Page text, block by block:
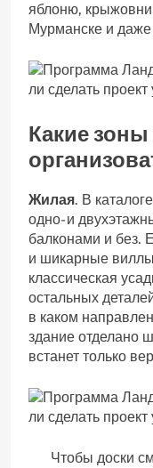
яблоню,
Мурманске и даже
Какие
Жилая. В
одно- и
балконами и без.
и шикарные
классическая
остальных
в каком
здание отделано
встанет только
Чтобы доски